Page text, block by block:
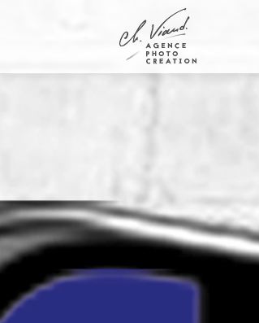
Panneau de gestion des cookies